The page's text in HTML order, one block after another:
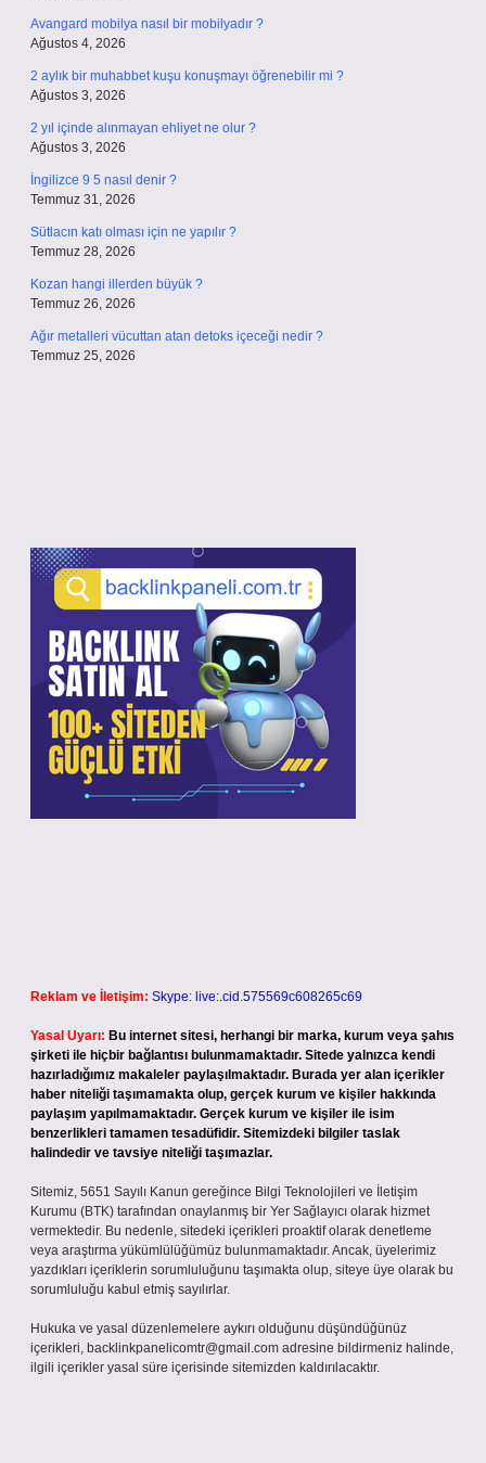
Avangard mobilya nasıl bir mobilyadır ?
Ağustos 4, 2026
2 aylık bir muhabbet kuşu konuşmayı öğrenebilir mi ?
Ağustos 3, 2026
2 yıl içinde alınmayan ehliyet ne olur ?
Ağustos 3, 2026
İngilizce 9 5 nasıl denir ?
Temmuz 31, 2026
Sütlacın katı olması için ne yapılır ?
Temmuz 28, 2026
Kozan hangi illerden büyük ?
Temmuz 26, 2026
Ağır metalleri vücuttan atan detoks içeceği nedir ?
Temmuz 25, 2026
Reklam ve İletişim: Skype: live:.cid.575569c608265c69
Yasal Uyarı: Bu internet sitesi, herhangi bir marka, kurum veya şahıs
şirketi ile hiçbir bağlantısı bulunmamaktadır. Sitede yalnızca kendi
hazırladığımız makaleler paylaşılmaktadır. Burada yer alan içerikler
haber niteliği taşımamakta olup, gerçek kurum ve kişiler hakkında
paylaşım yapılmamaktadır. Gerçek kurum ve kişiler ile isim
benzerlikleri tamamen tesadüfidir. Sitemizdeki bilgiler taslak
halindedir ve tavsiye niteliği taşımazlar.
Sitemiz, 5651 Sayılı Kanun gereğince Bilgi Teknolojileri ve İletişim
Kurumu (BTK) tarafından onaylanmış bir Yer Sağlayıcı olarak hizmet
vermektedir. Bu nedenle, sitedeki içerikleri proaktif olarak denetleme
veya araştırma yükümlülüğümüz bulunmamaktadır. Ancak, üyelerimiz
yazdıkları içeriklerin sorumluluğunu taşımakta olup, siteye üye olarak bu
sorumluluğu kabul etmiş sayılırlar.
Hukuka ve yasal düzenlemelere aykırı olduğunu düşündüğünüz
içerikleri, backlinkpanelicomtr@gmail.com adresine bildirmeniz halinde,
ilgili içerikler yasal süre içerisinde sitemizden kaldırılacaktır.